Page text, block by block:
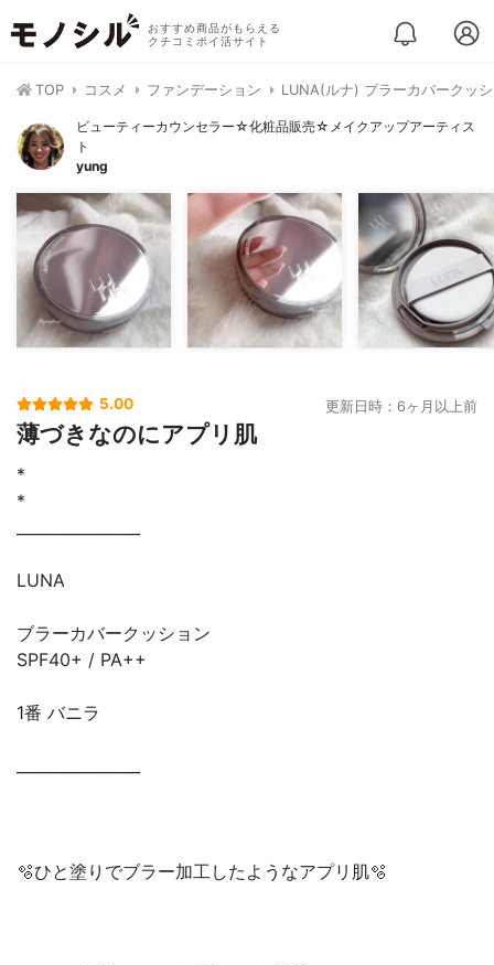
おすすめ商品がもらえる
クチコミポイ活サイト
TOP コスメ ファンデーション LUNA(ルナ) ブラーカバークッ
ビューティーカウンセラー☆化粧品販売☆メイクアップアーティス
ト
yung
5.00 更新日時：6ヶ月以上前
薄づきなのにアプリ肌
*
*
LUNA
ブラーカバークッション
SPF40+ / PA++
1番 バニラ
🫧ひと塗りでブラー加工したようなアプリ肌🫧